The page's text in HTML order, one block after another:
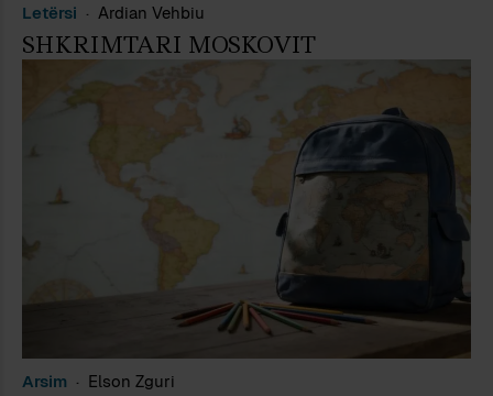
Letërsi Ardian Vehbiu
SHKRIMTARI MOSKOVIT
Arsim Elson Zguri